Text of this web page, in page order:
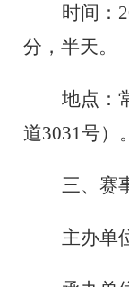
时间：
分，半天。
地点：
道3031号）。
三、赛
主办单